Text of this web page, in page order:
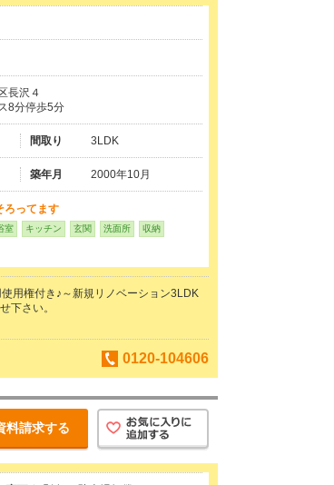
長沢４
8分停歩5分
間取り 3LDK
築年月 2000年10月
ろってます
室 キッチン 玄関 洗面所 収納
用権付き♪～新規リノベーション3LDK
下さい。
0120-104606
料請求する